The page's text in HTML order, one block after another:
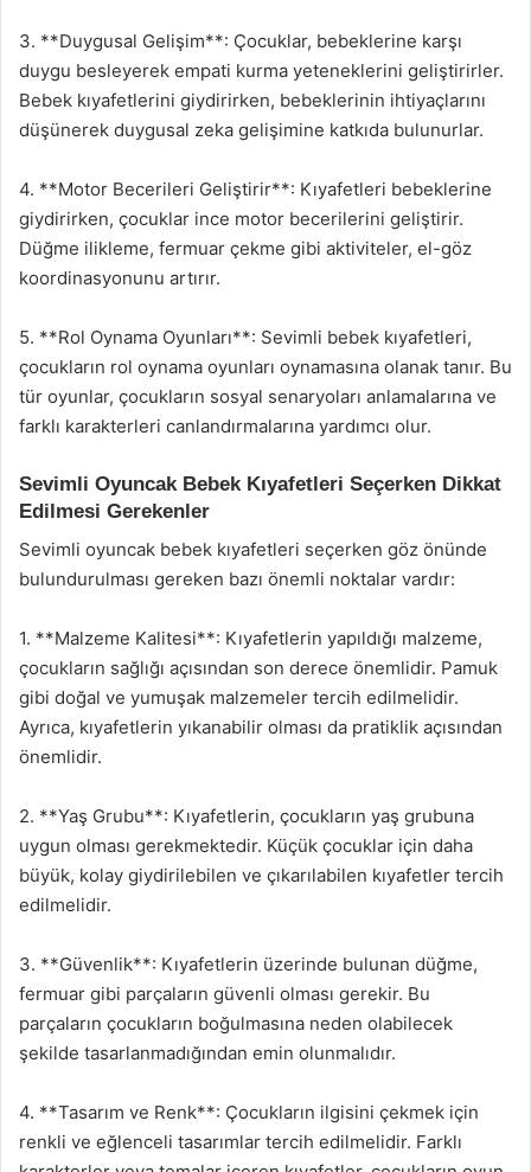
3. **Duygusal Gelişim**: Çocuklar, bebeklerine karşı
duygu besleyerek empati kurma yeteneklerini geliştirirler.
Bebek kıyafetlerini giydirirken, bebeklerinin ihtiyaçlarını
düşünerek duygusal zeka gelişimine katkıda bulunurlar.
4. **Motor Becerileri Geliştirir**: Kıyafetleri bebeklerine
giydirirken, çocuklar ince motor becerilerini geliştirir.
Düğme ilikleme, fermuar çekme gibi aktiviteler, el-göz
koordinasyonunu artırır.
5. **Rol Oynama Oyunları**: Sevimli bebek kıyafetleri,
çocukların rol oynama oyunları oynamasına olanak tanır. Bu
tür oyunlar, çocukların sosyal senaryoları anlamalarına ve
farklı karakterleri canlandırmalarına yardımcı olur.
Sevimli Oyuncak Bebek Kıyafetleri Seçerken Dikkat
Edilmesi Gerekenler
Sevimli oyuncak bebek kıyafetleri seçerken göz önünde
bulundurulması gereken bazı önemli noktalar vardır:
1. **Malzeme Kalitesi**: Kıyafetlerin yapıldığı malzeme,
çocukların sağlığı açısından son derece önemlidir. Pamuk
gibi doğal ve yumuşak malzemeler tercih edilmelidir.
Ayrıca, kıyafetlerin yıkanabilir olması da pratiklik açısından
önemlidir.
2. **Yaş Grubu**: Kıyafetlerin, çocukların yaş grubuna
uygun olması gerekmektedir. Küçük çocuklar için daha
büyük, kolay giydirilebilen ve çıkarılabilen kıyafetler tercih
edilmelidir.
3. **Güvenlik**: Kıyafetlerin üzerinde bulunan düğme,
fermuar gibi parçaların güvenli olması gerekir. Bu
parçaların çocukların boğulmasına neden olabilecek
şekilde tasarlanmadığından emin olunmalıdır.
4. **Tasarım ve Renk**: Çocukların ilgisini çekmek için
renkli ve eğlenceli tasarımlar tercih edilmelidir. Farklı